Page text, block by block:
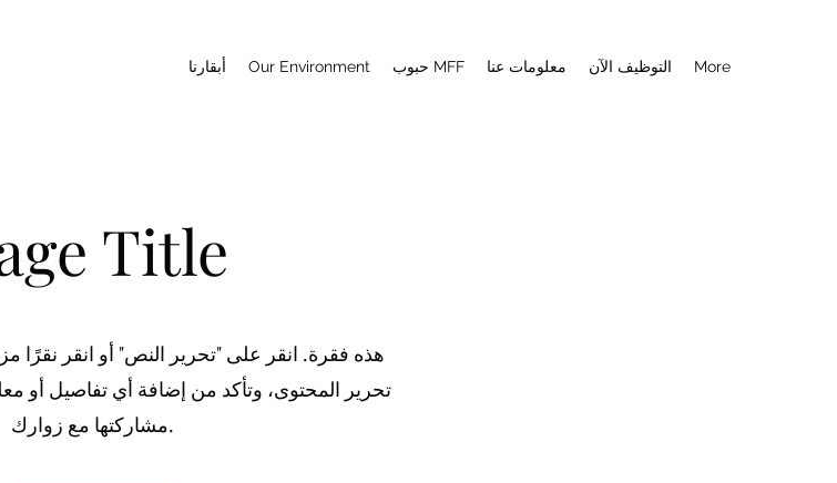
أبقارنا Our Environment حبوب MFF معلومات عنا التوظيف الآن More
Title
هذه فقرة. انقر على "تحرير النص" أو انقر نقرًا
تحرير المحتوى، وتأكد من إضافة أي تفاصيل
مشاركتها مع زوارك.